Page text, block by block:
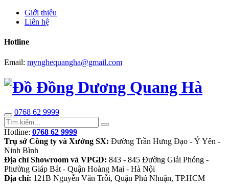
Giới thiệu
Liên hệ
Hotline
Email: mynghequangha@gmail.com
0768 62 9999
Hotline: 0768 62 9999
Trụ sở Công ty và Xưởng SX: Đường Trần Hưng Đạo - Ý Yên -
Ninh Bình
Địa chỉ Showroom và VPGD: 843 - 845 Đường Giải Phóng -
Phường Giáp Bát - Quận Hoàng Mai - Hà Nội
Địa chỉ: 121B Nguyễn Văn Trỗi, Quận Phú Nhuận, TP.HCM